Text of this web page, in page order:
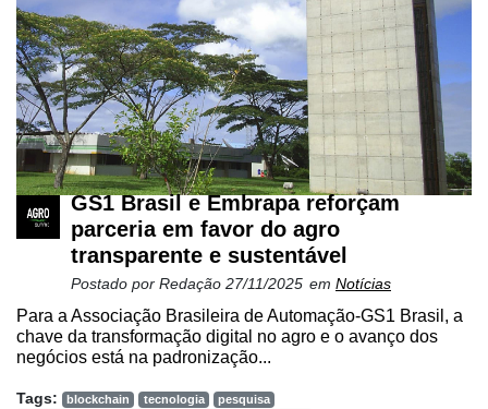
Tecprime
Agro
Lean
Way
Consulting
Manager
ONE
GS1 Brasil e Embrapa reforçam
parceria em favor do agro
transparente e sustentável
Postado por Redação 27/11/2025 em Notícias
Para a Associação Brasileira de Automação-GS1 Brasil, a
chave da transformação digital no agro e o avanço dos
negócios está na padronização...
Tags: blockchain tecnologia
pesquisa